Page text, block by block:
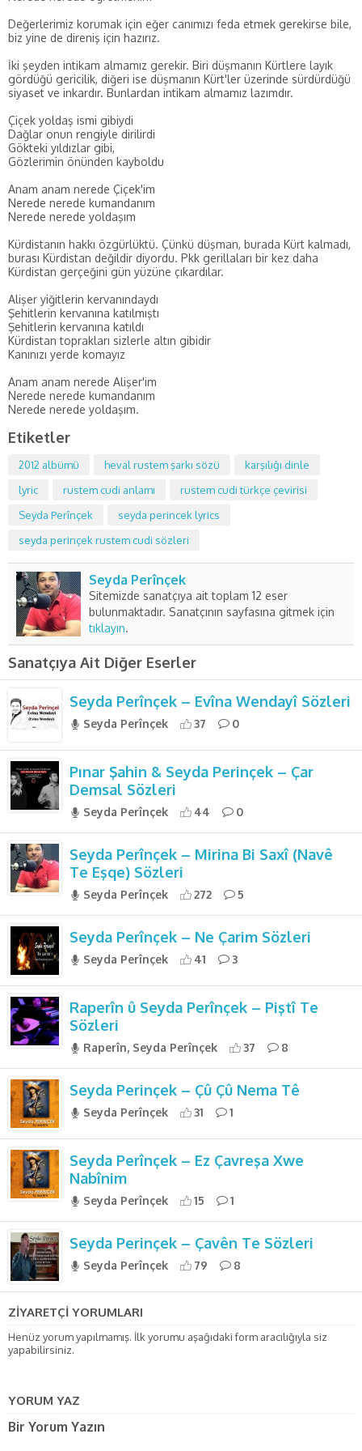
Değerlerimiz korumak için eğer canımızı feda etmek gerekirse bile,
biz yine de direniş için hazırız.
İki şeyden intikam almamız gerekir. Biri düşmanın Kürtlere layık
gördüğü gericilik, diğeri ise düşmanın Kürt'ler üzerinde sürdürdüğü
siyaset ve inkardır. Bunlardan intikam almamız lazımdır.
Çiçek yoldaş ismi gibiydi
Dağlar onun rengiyle dirilirdi
Gökteki yıldızlar gibi,
Gözlerimin önünden kayboldu
Anam anam nerede Çiçek'im
Nerede nerede kumandanım
Nerede nerede yoldaşım
Kürdistanın hakkı özgürlüktü. Çünkü düşman, burada Kürt kalmadı,
burası Kürdistan değildir diyordu. Pkk gerillaları bir kez daha
Kürdistan gerçeğini gün yüzüne çıkardılar.
Alişer yiğitlerin kervanındaydı
Şehitlerin kervanına katılmıştı
Şehitlerin kervanına katıldı
Kürdistan toprakları sizlerle altın gibidir
Kanınızı yerde komayız
Anam anam nerede Alişer'im
Nerede nerede kumandanım
Nerede nerede yoldaşım.
Etiketler
2012 albümü heval rustem şarkı sözü
karşılığı dinle
lyric
rustem cudi anlamı
rustem cudi türkçe çevirisi
Seyda Perînçek
seyda perincek lyrics
seyda perinçek rustem cudi sözleri
Seyda Perînçek
Sitemizde sanatçıya ait toplam 12 eser
bulunmaktadır. Sanatçının sayfasına gitmek için
tıklayın.
Sanatçıya Ait Diğer Eserler
Seyda Perînçek – Evîna Wendayî Sözleri
Seyda Perînçek 37 0
Pınar Şahin & Seyda Perinçek – Çar
Demsal Sözleri
Seyda Perînçek 44 0
Seyda Perînçek – Mirina Bi Saxî (Navê
Te Eşqe) Sözleri
Seyda Perînçek 272 5
Seyda Perînçek – Ne Çarim Sözleri
Seyda Perînçek 41 3
Raperîn û Seyda Perînçek – Piştî Te
Sözleri
Raperîn, Seyda Perînçek 37 8
Seyda Perinçek – Çû Çû Nema Tê
Seyda Perînçek 31 1
Seyda Perînçek – Ez Çavreşa Xwe
Nabînim
Seyda Perînçek 15 1
Seyda Perinçek – Çavên Te Sözleri
Seyda Perînçek 79 8
ZİYARETÇİ YORUMLARI
Henüz yorum yapılmamış. İlk yorumu aşağıdaki form aracılığıyla siz
yapabilirsiniz.
YORUM YAZ
Bir Yorum Yazın